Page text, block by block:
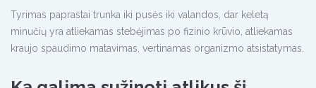
Tyrimas paprastai trunka iki pusės iki valandos, dar keletą
minučių yra atliekamas stebėjimas po fizinio krūvio, atliekamas
kraujo spaudimo matavimas, vertinamas organizmo atsistatymas.